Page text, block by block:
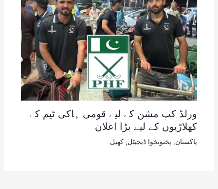
ورلڈ کپ مشن کے لیے قومی ہاکی ٹیم کے
کھلاڑیوں کے لیے بڑا اعلان
پاکستان پختونخوا ڈیجیٹل کھیل